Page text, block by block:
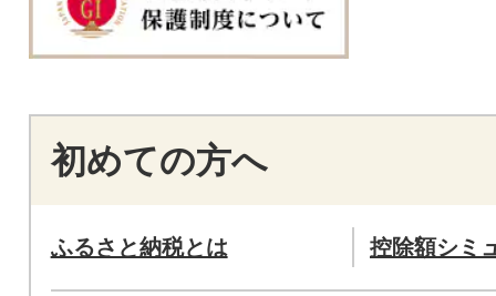
初めての方へ
ふるさと納税とは 控除額シミ